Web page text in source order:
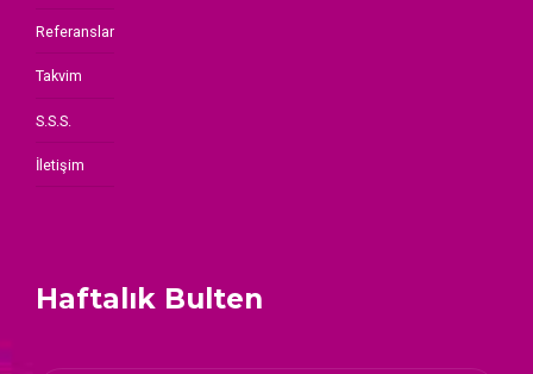
Referanslar
Takvim
S.S.S.
İletişim
Haftalık Bulten